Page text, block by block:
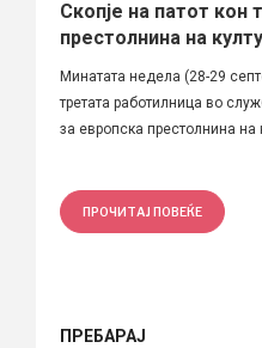
Скопје на патот кон
престолнина на
Минатата недела (28-29
третата работилница во
за европска престолнина на
ПРОЧИТАЈ ПОВЕЌЕ
ПРЕБАРАЈ